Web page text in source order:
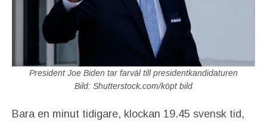
President Joe Biden tar farväl till presidentkandidaturen
Bild: Shutterstock.com/köpt bild
Bara en minut tidigare, klockan 19.45 svensk tid,